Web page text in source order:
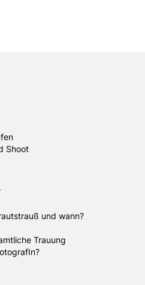
Shoot
und wann?
Trauung